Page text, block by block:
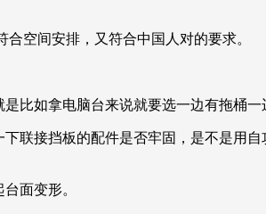
空间安排，又符合中国人对的要求。
比如拿电脑台来说就要选一边有拖桶一
联接挡板的配件是否牢固，是不是用
面变形。